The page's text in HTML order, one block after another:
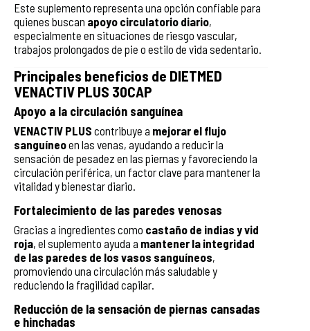
Este suplemento representa una opción confiable para
quienes buscan apoyo circulatorio diario,
especialmente en situaciones de riesgo vascular,
trabajos prolongados de pie o estilo de vida sedentario.
Principales beneficios de DIETMED
VENACTIV PLUS 30CAP
Apoyo a la circulación sanguínea
VENACTIV PLUS contribuye a mejorar el flujo
sanguíneoen las venas, ayudando a reducir la
sensación de pesadez en las piernas y favoreciendo la
circulación periférica, un factor clave para mantener la
vitalidad y bienestar diario.
Fortalecimiento de las paredes venosas
Gracias a ingredientes como castaño de indias y vid
roja, el suplemento ayuda a mantener la integridad
de las paredes de los vasos sanguíneos,
promoviendo una circulación más saludable y
reduciendo la fragilidad capilar.
Reducción de la sensación de piernas cansadas
e hinchadas